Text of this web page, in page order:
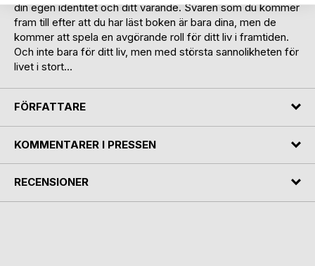
din egen identitet och ditt varande. Svaren som du kommer
fram till efter att du har läst boken är bara dina, men de
kommer att spela en avgörande roll för ditt liv i framtiden.
Och inte bara för ditt liv, men med största sannolikheten för
livet i stort…
FÖRFATTARE
KOMMENTARER I PRESSEN
RECENSIONER